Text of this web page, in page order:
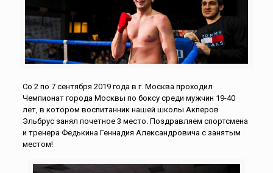
Со 2 по 7 сентября 2019 года в г. Москва проходил
Чемпионат города Москвы по боксу среди мужчин 19-40
лет, в котором воспитанник нашей школы Акперов
Эльбрус занял почетное 3 место. Поздравляем спортсмена
и тренера Федькина Геннадия Александровича с занятым
местом!